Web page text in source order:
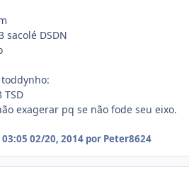
sacolé DSDN
TSD
exagerar pq se não fode seu eixo.
02/20, 2014 por Peter8624